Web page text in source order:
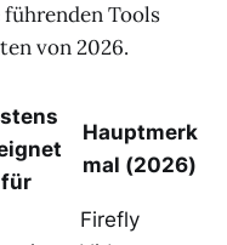
Tools
von 2026.
für
Hauptmerk
mal (2026)
Firefly